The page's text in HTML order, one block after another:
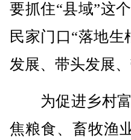
要抓住“县域”这
民家门口“落地
发展、带头发展
为促进乡村富
焦粮食、畜牧渔